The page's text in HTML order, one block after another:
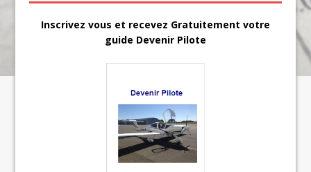
Inscrivez vous et recevez Gratuitement votre
guide Devenir Pilote